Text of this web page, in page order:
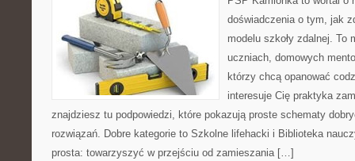
doświadczenia o tym, jak
modelu szkoły zdalnej. To
uczniach, domowych
którzy chcą opanować
interesuje Cię praktyka
znajdziesz tu podpowiedzi, które pokazują proste schematy
rozwiązań. Dobre kategorie to Szkolne lifehacki i Biblioteka
prosta: towarzyszyć w przejściu od zamieszania […]